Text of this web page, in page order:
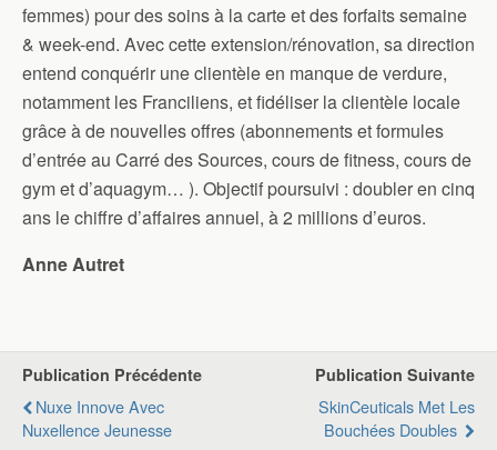
femmes) pour des soins à la carte et des forfaits semaine
& week-end. Avec cette extension/rénovation, sa direction
entend conquérir une clientèle en manque de verdure,
notamment les Franciliens, et fidéliser la clientèle locale
grâce à de nouvelles offres (abonnements et formules
d’entrée au Carré des Sources, cours de fitness, cours de
gym et d’aquagym… ). Objectif poursuivi : doubler en cinq
ans le chiffre d’affaires annuel, à 2 millions d’euros.
Anne Autret
Publication Précédente
Nuxe Innove Avec
Nuxellence Jeunesse
Publication Suivante
SkinCeuticals Met Les
Bouchées Doubles